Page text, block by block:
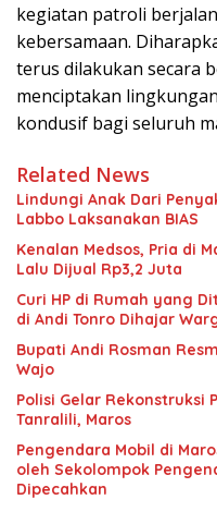
kegiatan patroli
kebersamaan.
terus dilakukan secara
menciptakan
kondusif bagi seluruh
Related News
Lindungi Anak Dari
Labbo Laksanakan BIAS
Kenalan Medsos, Pria di
Lalu Dijual Rp3,2 Juta
Curi HP di Rumah yang
di Andi Tonro Dihajar
Bupati Andi Rosman
Wajo
Polisi Gelar Rekonstruksi
Tanralili, Maros
Pengendara Mobil di
oleh Sekolompok
Dipecahkan